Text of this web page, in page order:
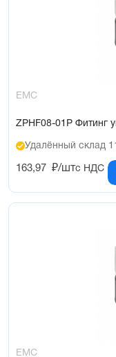
EMC
ZPHF08-01P Фитинг
Удалённый склад
163,97 ₽/штс НДС
EMC